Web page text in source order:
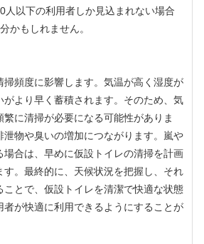
人以下の利用者しか見込まれない場合
かもしれません。
掃頻度に影響します。気温が高く湿度が
がより早く蓄積されます。そのため、気
に清掃が必要になる可能性がありま
泄物や臭いの増加につながります。嵐や
場合は、早めに仮設トイレの清掃を計画
す。最終的に、天候状況を把握し、それ
ことで、仮設トイレを清潔で快適な状態
者が快適に利用できるようにすることが